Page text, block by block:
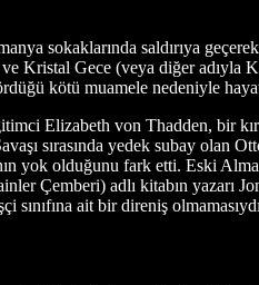
sokaklarında saldırıya
Kristal Gece (veya diğer adıyla
kötü muamele nedeniyle
Elizabeth von Thadden, bir
sırasında yedek subay olan
yok olduğunu fark etti. Eski
Çemberi) adlı kitabın yazarı
sınıfına ait bir direniş